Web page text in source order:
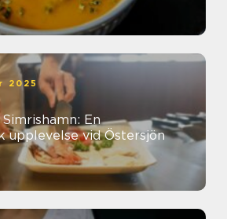
2025
En
upplevelse vid Östersjön